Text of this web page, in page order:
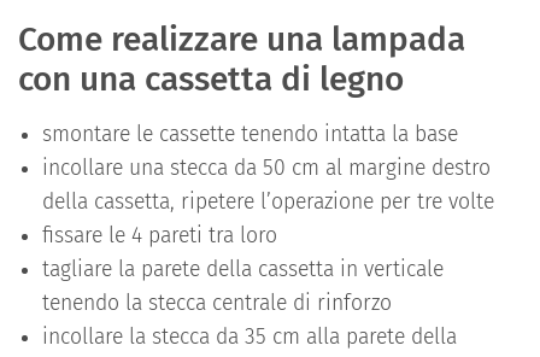
Come realizzare una lampada
con una cassetta di legno
smontare le cassette tenendo intatta la base
incollare una stecca da 50 cm al margine destro
della cassetta, ripetere l’operazione per tre volte
fissare le 4 pareti tra loro
tagliare la parete della cassetta in verticale
tenendo la stecca centrale di rinforzo
incollare la stecca da 35 cm alla parete della